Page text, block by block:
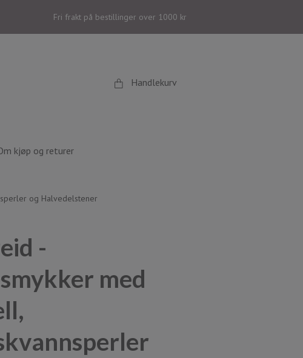
Fri frakt på bestillinger over 1000 kr
Handlekurv
kjøp og returer
og Halvedelstener
-
med